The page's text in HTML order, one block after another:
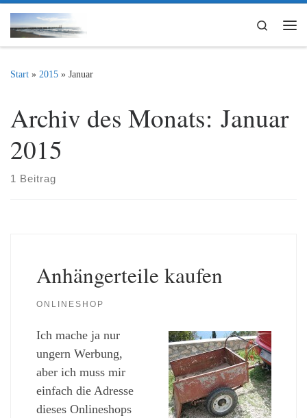
Zum Inhalt springen
Search
Start » 2015 » Januar
Archiv des Monats: Januar
2015
1 Beitrag
Anhängerteile kaufen
ONLINESHOP
Ich mache ja nur
ungern Werbung,
aber ich muss mir
einfach die Adresse
dieses Onlineshops